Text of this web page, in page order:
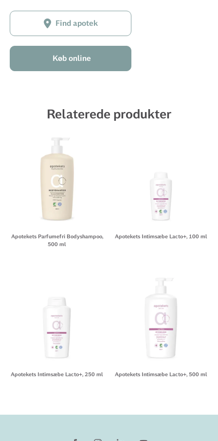
Find apotek
Køb online
Relaterede produkter
Apotekets Parfumefri Bodyshampoo,
500 ml
Apotekets Intimsæbe Lacto+, 100 ml
Apotekets Intimsæbe Lacto+, 250 ml Apotekets Intimsæbe Lacto+, 500 ml